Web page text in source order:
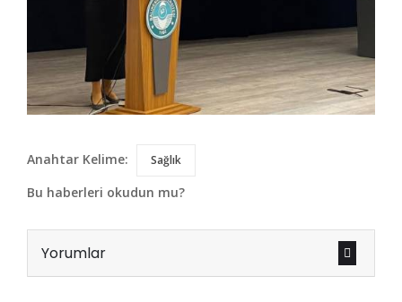
Anahtar Kelime: Sağlık
Bu haberleri okudun mu?
Yorumlar